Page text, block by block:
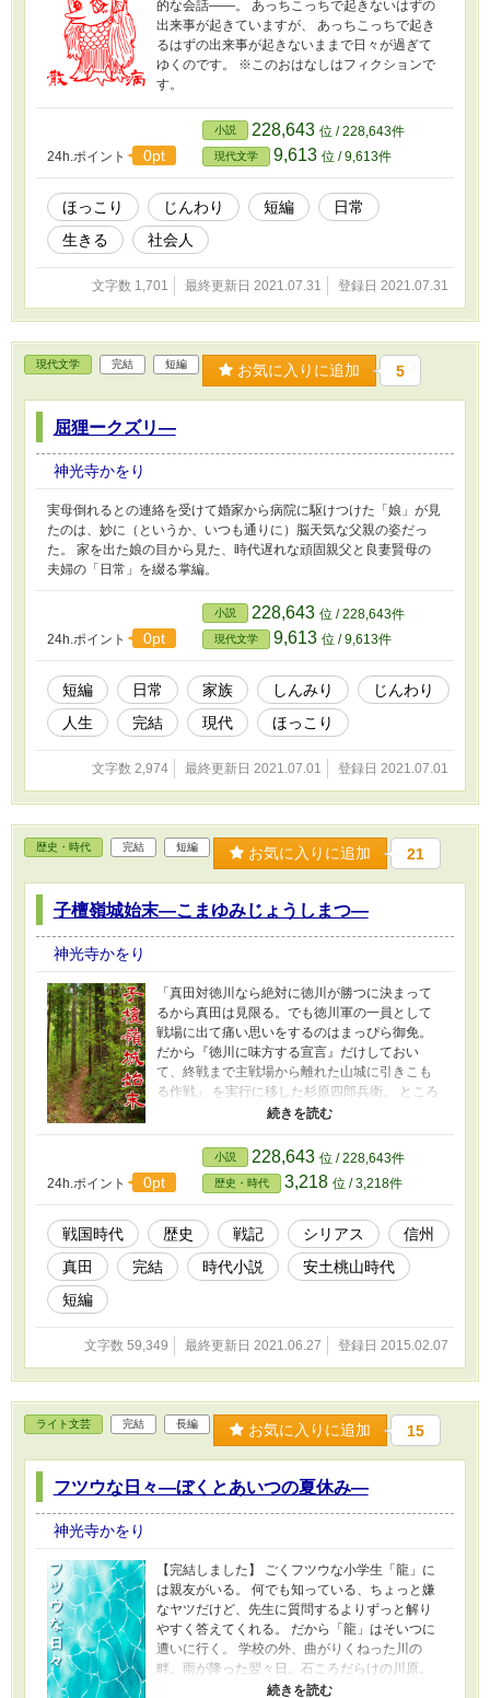
的な会話――。 あっちこっちで起きないはずの
出来事が起きていますが、 あっちこっちで起き
るはずの出来事が起きないままで日々が過ぎて
ゆくのです。 ※このおはなしはフィクションで
す。
24h.ポイント 0pt
小説 228,643 位 / 228,643件
現代文学 9,613 位 / 9,613件
ほっこり じんわり 短編
日常
生きる
社会人
文字数 1,701 最終更新日 2021.07.31 登録日 2021.07.31
現代文学 完結 短編 お気に入りに追加 5
屈狸ークズリ―
神光寺かをり
実母倒れるとの連絡を受けて婚家から病院に駆けつけた「娘」が見
たのは、妙に（というか、いつも通りに）脳天気な父親の姿だっ
た。 家を出た娘の目から見た、時代遅れな頑固親父と良妻賢母の
夫婦の「日常」を綴る掌編。
24h.ポイント 0pt
小説 228,643 位 / 228,643件
現代文学 9,613 位 / 9,613件
短編 日常 家族 しんみり
じんわり
人生
完結 現代 ほっこり
文字数 2,974 最終更新日 2021.07.01 登録日 2021.07.01
歴史・時代 完結 短編 お気に入りに追加 21
子檀嶺城始末―こまゆみじょうしまつ―
神光寺かをり
「真田対徳川なら絶対に徳川が勝つに決まって
るから真田は見限る。でも徳川軍の一員として
戦場に出て痛い思いをするのはまっぴら御免。
だから『徳川に味方する宣言』だけしておい
て、終戦まで主戦場から離れた山城に引きこも
る作戦」 を実行に移した杉原四郎兵衛。 ところ
が、戦から半月ほど経過したのに「勝ったはず
の徳川」からの使者が来ない。 それもそのは
ず。実は徳川軍はあっさり負けてしまっていた
のだ！ やがて、四郎兵衛たちの籠もる山城に、
真田の若殿が率いる一軍が迫り来る。 兵糧もや
る気も尽きた四郎兵衛たちの運命や如何に。 ----
------✂---------- ※今作は、旧作【子檀嶺城戦記】
をリライトしたものとなります。 旧作をお読
みいただいた皆様も、改めてご一読いただけれ
寄せる。 上州沼田の領有権争いから持ち上がっ
た真田と徳川（＆北条）の闘争は、真田の本拠
地での大規模戦闘に発展した。 昌幸の嫡男・源
率いて支城へ詰めた。 同じ頃、二十名ほどの男
たちが、主戦場から遠く離れた子檀嶺（こまゆ
み）岳の古城に入った。塩田平の地侍・杉原四
差から徳川軍が勝つと予想した四郎兵衛は、
からの勧誘」 を待つという消極的策戦を取った
のだった。 しかし半月が過ぎても、徳川からの
迎えは現れない。 それもそのはずで、真田勢に
敗れた徳川勢は、すでに東信濃から撤退済みだ
った！ 廃城で孤立し、事態を知る手段もなく、
不安に苛まれる四郎兵衛に耳に、銃声が聞こえ
た――。 天正十三年（1585）閏八月。 後の世
に、第一次上田合戦と呼ばれる戦の裏側で起き
24h.ポイント 0pt
小説 228,643 位 / 228,643件
歴史・時代 3,218 位 / 3,218件
戦国時代 歴史 戦記 シリアス
信州
真田
完結 時代小説
安土桃山時代
短編
文字数 59,349 最終更新日 2021.06.27 登録日 2015.02.07
ライト文芸 完結 長編 お気に入りに追加 15
フツウな日々―ぼくとあいつの夏休み―
神光寺かをり
【完結しました】 ごくフツウな小学生「龍」に
は親友がいる。 何でも知っている、ちょっと嫌
なヤツだけど、先生に質問するよりずっと解り
やすく答えてくれる。 だから「龍」はそいつに
遭いに行く。 学校の外、曲がりくねった川の
畔。雨が降った翌々日。石ころだらけの川原。
そいつに逢えるのはその日、その場所でだ